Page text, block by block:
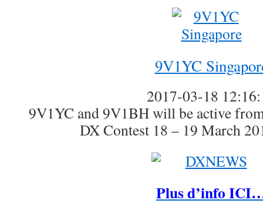
9V1YC
2017-03-18
9V1YC and 9V1BH will be active
DX Contest 18 – 19 March
Plus d’info